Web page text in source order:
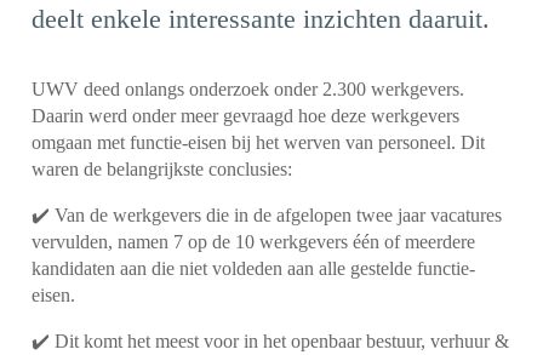
deelt enkele interessante inzichten daaruit.
UWV deed onlangs onderzoek onder 2.300 werkgevers.
Daarin werd onder meer gevraagd hoe deze werkgevers
omgaan met functie-eisen bij het werven van personeel. Dit
waren de belangrijkste conclusies:
✔️ Van de werkgevers die in de afgelopen twee jaar vacatures
vervulden, namen 7 op de 10 werkgevers één of meerdere
kandidaten aan die niet voldeden aan alle gestelde functie-
eisen.
✔️ Dit komt het meest voor in het openbaar bestuur, verhuur &